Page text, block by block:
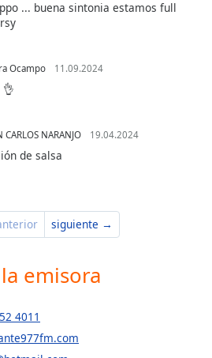
... buena sintonia estamos full
Ocampo 11.09.2024
CARLOS NARANJO 19.04.2024
de salsa
siguiente →
emisora
4011